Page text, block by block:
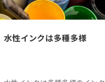
水性インクは多種多様